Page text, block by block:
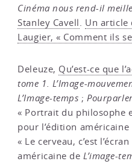
Cinéma nous rend-il
Stanley Cavell. Un article
Laugier, « Comment ils
Deleuze, Qu’est-ce que
tome 1. L’Image-
L’Image-temps ;
« Portrait du philosophe
pour l’édition
« Le cerveau, c’est
américaine deL’image-